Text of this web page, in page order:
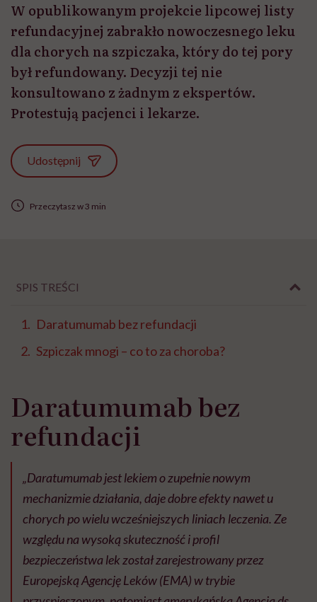
W opublikowanym projekcie lipcowej listy
refundacyjnej zabrakło nowoczesnego leku
dla chorych na szpiczaka, który do tej pory
był refundowany. Decyzji tej nie
konsultowano z żadnym z ekspertów.
Protestują pacjenci i lekarze.
Udostępnij
Przeczytasz w 3 min
SPIS TREŚCI
Daratumumab bez refundacji
Szpiczak mnogi – co to za choroba?
Daratumumab bez
refundacji
„Daratumumab jest lekiem o zupełnie nowym
mechanizmie działania, daje dobre efekty nawet u
chorych po wielu wcześniejszych liniach leczenia. Ze
względu na wysoką skuteczność i profil
bezpieczeństwa lek został zarejestrowany przez
Europejską Agencję Leków (EMA) w trybie